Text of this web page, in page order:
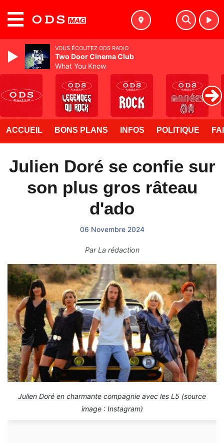
ACCUEIL BONS PLANS INFOS POLITIQUE
Julien Doré se confie sur
son plus gros râteau
d'ado
06 Novembre 2024
ParLa rédaction
Julien Doré en charmante compagnie avec les L5 (source
image : Instagram)
VOUS ÉCOUTEZ ODS RADIO
Two Door Cinema Club
What You Know